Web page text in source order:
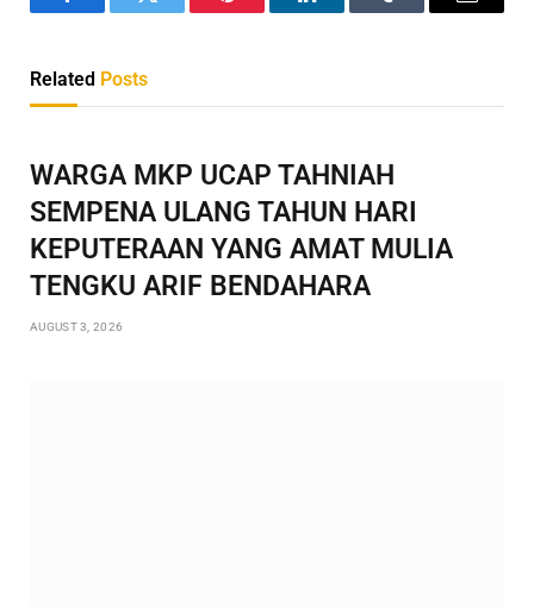
FacebookTwitter Pinterest LinkedInTumblr Email
Related Posts
WARGA MKP UCAP TAHNIAH
SEMPENA ULANG TAHUN HARI
KEPUTERAAN YANG AMAT MULIA
TENGKU ARIF BENDAHARA
AUGUST 3, 2026